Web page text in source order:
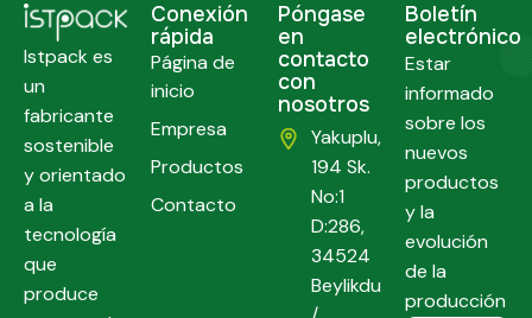
Istpack es
un
fabricante
sostenible
y orientado
a la
tecnología
que
produce
Conexión
rápida
Página de
inicio
Empresa
Productos
Contacto
Póngase
en
contacto
con
nosotros
Yakuplu,
194 Sk.
No:1
D:286,
34524
Beylikduzu
Boletín
electrónico
Estar
informado
sobre los
nuevos
productos
y la
evolución
de la
producción